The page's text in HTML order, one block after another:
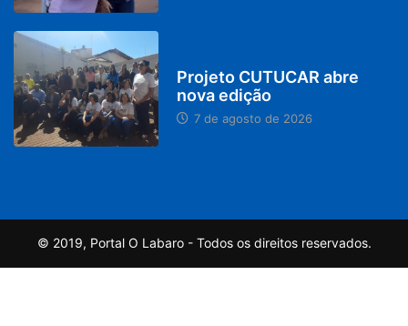
Projeto CUTUCAR abre
nova edição
7 de agosto de 2026
© 2019, Portal O Labaro - Todos os direitos reservados.